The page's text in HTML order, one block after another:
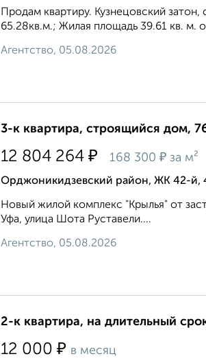
Продам квартиру. Кузнецовский
65.28кв.м.; Жилая площадь 39.61 кв. м.
Агентство, 05.08.2026
3-к квартира, строящийся дом,
12 804 264 ₽ 168 300 ₽ за м²
Орджоникидзевский район, ЖК 42-й,
Новый жилой комплекс "Крылья" от
Уфа, улица Шота Руставели....
Агентство, 05.08.2026
2-к квартира, на длительный
12 000 ₽ в месяц